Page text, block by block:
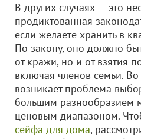
В других случаях — это
продиктованная
если желаете хранить в
По закону, оно должно
от кражи, но и от взятия
включая членов семьи. Во
возникает проблема
большим разнообразием
ценовым диапазоном.
сейфа для дома,